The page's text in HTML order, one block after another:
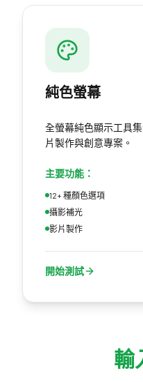
純色螢幕
全螢幕純色顯示工具
片製作與創意專案。
主要功能：
12+ 種顏色選項
攝影補光
影片製作
開始測試
輸